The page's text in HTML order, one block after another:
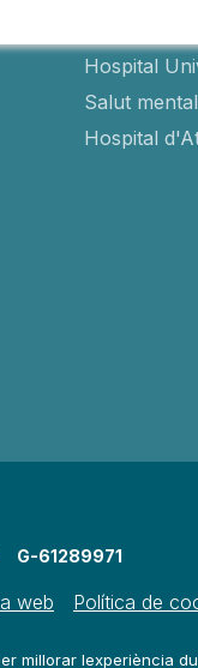
Hospital
Salut
Hospital
G-61289971
web Política de
millorar lexperiència